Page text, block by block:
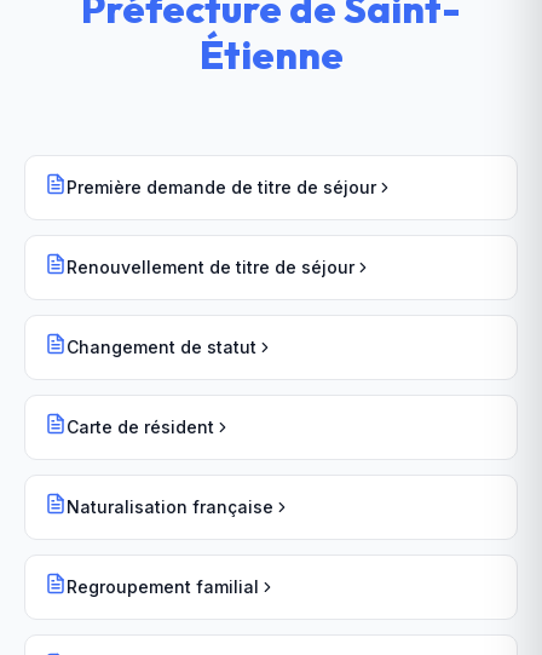
Étienne
Première demande de titre de séjour
Renouvellement de titre de séjour
Changement de statut
Carte de résident
Naturalisation française
Regroupement familial